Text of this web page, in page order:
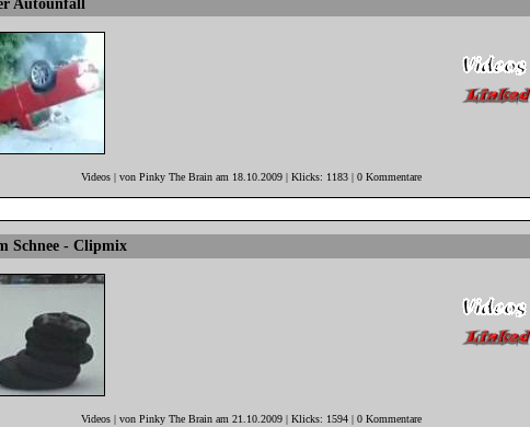
Autounfall
Videos | von Pinky The Brain am 18.10.2009 | Klicks: 1183 | 0 Kommentare
Schnee - Clipmix
Videos | von Pinky The Brain am 21.10.2009 | Klicks: 1594 | 0 Kommentare